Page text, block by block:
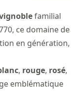
familial
ce domaine de
en génération,
, rouge, rosé,
emblématique